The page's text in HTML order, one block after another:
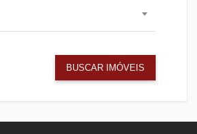
BUSCAR IMÓVEIS